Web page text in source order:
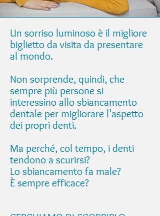
Un sorriso luminoso è il migliore
biglietto da visita da presentare
al mondo.
Non sorprende, quindi, che
sempre più persone si
interessino allo sbiancamento
dentale per migliorare l’aspetto
dei propri denti.
Ma perché, col tempo, i denti
tendono a scurirsi?
Lo sbiancamento fa male?
È sempre efficace?